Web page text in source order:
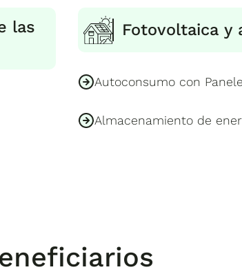
las
Fotovoltaica y
Autoconsumo con
Almacenamiento de